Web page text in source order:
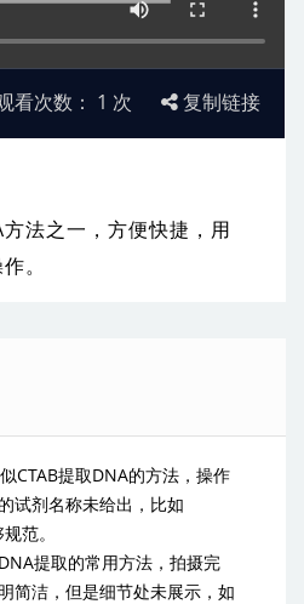
看次数： 1 次 复制链接
法之一，方便快捷，用
。
CTAB提取DNA的方法，操作
试剂名称未给出，比如
范。
提取的常用方法，拍摄完
简洁，但是细节处未展示，如